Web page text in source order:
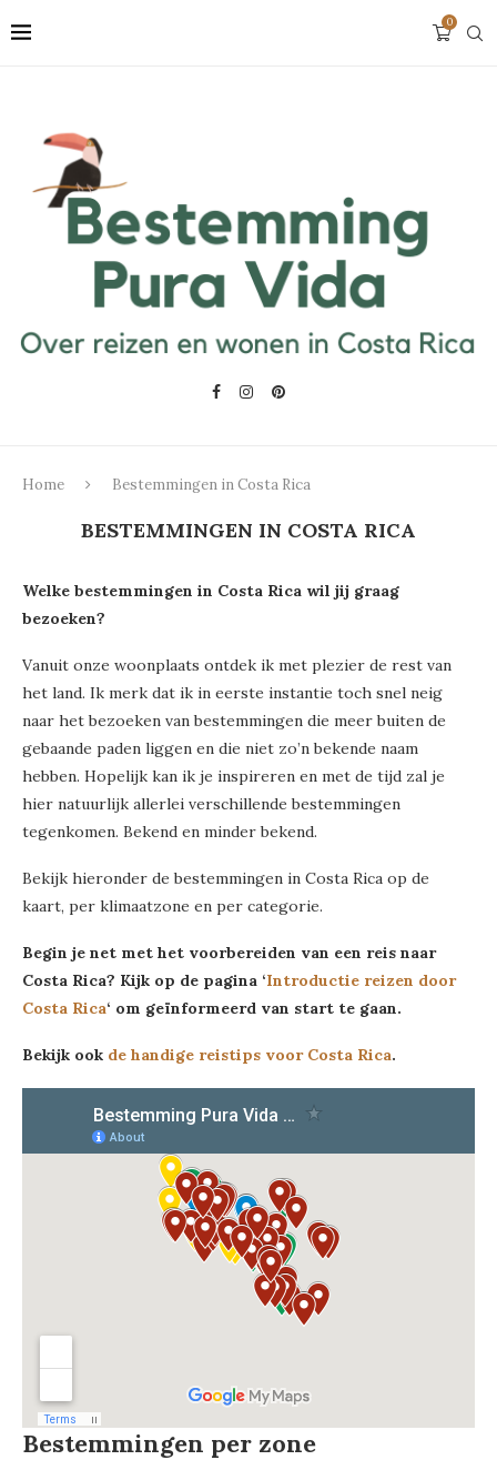
0
Home Bestemmingen in Costa Rica
BESTEMMINGEN IN COSTA RICA
Welke bestemmingen in Costa Rica wil jij graag
bezoeken?
Vanuit onze woonplaats ontdek ik met plezier de rest van
het land. Ik merk dat ik in eerste instantie toch snel neig
naar het bezoeken van bestemmingen die meer buiten de
gebaande paden liggen en die niet zo’n bekende naam
hebben. Hopelijk kan ik je inspireren en met de tijd zal je
hier natuurlijk allerlei verschillende bestemmingen
tegenkomen. Bekend en minder bekend.
Bekijk hieronder de bestemmingen in Costa Rica op de
kaart, per klimaatzone en per categorie.
Begin je net met het voorbereiden van een reis naar
Costa Rica? Kijk op de pagina ‘Introductie reizen door
Costa Rica‘ om geïnformeerd van start te gaan.
Bekijk ook de handige reistips voor Costa Rica.
Bestemmingen per zone